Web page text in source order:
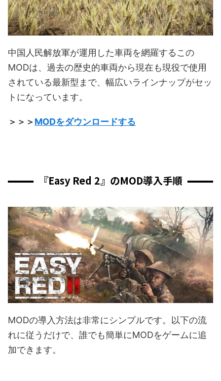
中国人民解放軍が運用した車両を網羅するこの
MODは、過去の歴史的車両から現在も現役で使用
されている最新型まで、幅広いラインナップがセッ
トになっています。
＞＞＞MODをダウンロードする
『Easy Red 2』のMOD導入手順
MODの導入方法は非常にシンプルです。以下の流
れに従うだけで、誰でも簡単にMODをゲームに追
加できます。